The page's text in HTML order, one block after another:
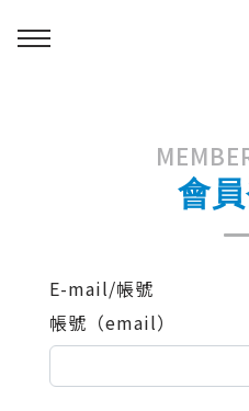
會
E-mail/帳號
帳號（email）